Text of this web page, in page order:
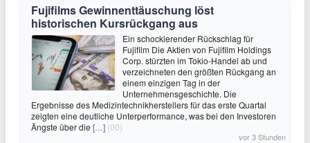
Fujifilms Gewinnenttäuschung löst
historischen Kursrückgang aus
Ein schockierender Rückschlag für
Fujifilm Die Aktien von Fujifilm Holdings
Corp. stürzten im Tokio-Handel ab und
verzeichneten den größten Rückgang an
einem einzigen Tag in der
Unternehmensgeschichte. Die
Ergebnisse des Medizintechnikherstellers für das erste Quartal
zeigten eine deutliche Unterperformance, was bei den Investoren
Ängste über die […] (00)
vor 3 Stunden